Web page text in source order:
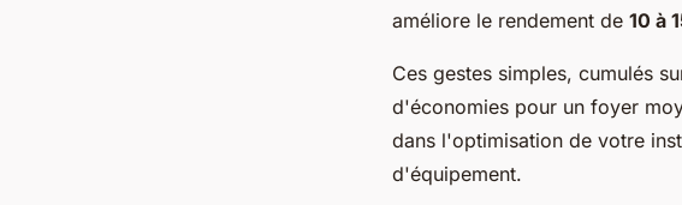
améliore le rendement de 10 à
Ces gestes simples, cumulés
d'économies pour un foyer
dans l'optimisation de votre
d'équipement.